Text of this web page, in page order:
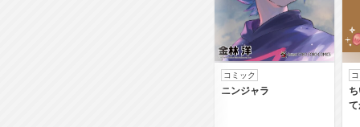
コミック
ニンジャラ